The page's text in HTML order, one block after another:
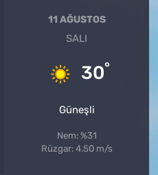
11 AĞUSTOS
SALI
30°
Güneşli
Nem: %31
Rüzgar: 4.50 m/s